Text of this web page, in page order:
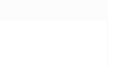
z 5 hvězdiček.